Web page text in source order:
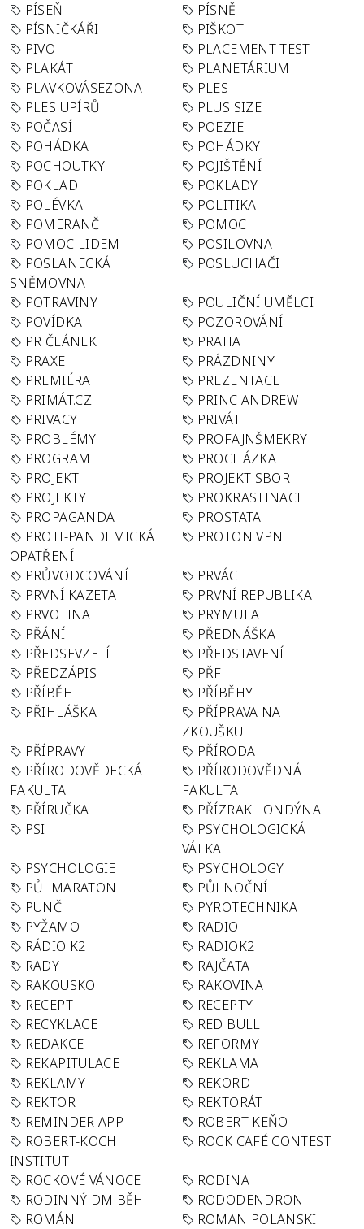
PÍSEŇ
PÍSNĚ
PÍSNIČKÁŘI
PIŠKOT
PIVO
PLACEMENT TEST
PLAKÁT
PLANETÁRIUM
PLAVKOVÁSEZONA
PLES
PLES UPÍRŮ
PLUS SIZE
POČASÍ
POEZIE
POHÁDKA
POHÁDKY
POCHOUTKY
POJIŠTĚNÍ
POKLAD
POKLADY
POLÉVKA
POLITIKA
POMERANČ
POMOC
POMOC LIDEM
POSILOVNA
POSLANECKÁ
SNĚMOVNA
POSLUCHAČI
POTRAVINY
POULIČNÍ UMĚLCI
POVÍDKA
POZOROVÁNÍ
PR ČLÁNEK
PRAHA
PRAXE
PRÁZDNINY
PREMIÉRA
PREZENTACE
PRIMÁT.CZ
PRINC ANDREW
PRIVACY
PRIVÁT
PROBLÉMY
PROFAJNŠMEKRY
PROGRAM
PROCHÁZKA
PROJEKT
PROJEKT SBOR
PROJEKTY
PROKRASTINACE
PROPAGANDA
PROSTATA
PROTI-PANDEMICKÁ
OPATŘENÍ
PROTON VPN
PRŮVODCOVÁNÍ
PRVÁCI
PRVNÍ KAZETA
PRVNÍ REPUBLIKA
PRVOTINA
PRYMULA
PŘÁNÍ
PŘEDNÁŠKA
PŘEDSEVZETÍ
PŘEDSTAVENÍ
PŘEDZÁPIS
PŘF
PŘÍBĚH
PŘÍBĚHY
PŘIHLÁŠKA
PŘÍPRAVA NA
ZKOUŠKU
PŘÍPRAVY
PŘÍRODA
PŘÍRODOVĚDECKÁ
FAKULTA
PŘÍRODOVĚDNÁ
FAKULTA
PŘÍRUČKA
PŘÍZRAK LONDÝNA
PSI
PSYCHOLOGICKÁ
VÁLKA
PSYCHOLOGIE
PSYCHOLOGY
PŮLMARATON
PŮLNOČNÍ
PUNČ
PYROTECHNIKA
PYŽAMO
RADIO
RÁDIO K2
RADIOK2
RADY
RAJČATA
RAKOUSKO
RAKOVINA
RECEPT
RECEPTY
RECYKLACE
RED BULL
REDAKCE
REFORMY
REKAPITULACE
REKLAMA
REKLAMY
REKORD
REKTOR
REKTORÁT
REMINDER APP
ROBERT KEŇO
ROBERT-KOCH
INSTITUT
ROCK CAFÉ CONTEST
ROCKOVÉ VÁNOCE
RODINA
RODINNÝ DM BĚH
RODODENDRON
ROMÁN
ROMAN POLANSKI